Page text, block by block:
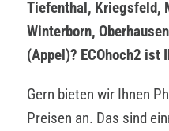
Tiefenthal, Kriegsfeld,
Winterborn,
(Appel)? ECOhoch2 ist
Gern bieten wir Ihnen
Preisen an. Das sind